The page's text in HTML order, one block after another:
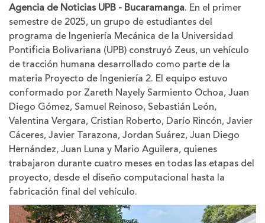
de
la
de
la
letra
Agencia de Noticias UPB - Bucaramanga. En el primer
semestre de 2025, un grupo de estudiantes del
programa de Ingeniería Mecánica de la Universidad
Pontificia Bolivariana (UPB) construyó Zeus, un vehículo
de tracción humana desarrollado como parte de la
materia Proyecto de Ingeniería 2. El equipo estuvo
conformado por Zareth Nayely Sarmiento Ochoa, Juan
Diego Gómez, Samuel Reinoso, Sebastián León,
Valentina Vergara, Cristian Roberto, Darío Rincón, Javier
Cáceres, Javier Tarazona, Jordan Suárez, Juan Diego
Hernández, Juan Luna y Mario Aguilera, quienes
trabajaron durante cuatro meses en todas las etapas del
proyecto, desde el diseño computacional hasta la
fabricación final del vehículo.